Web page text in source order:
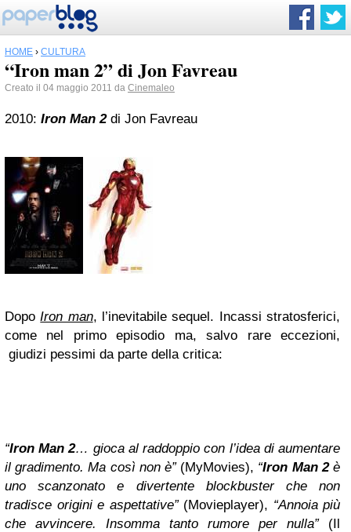
HOME › CULTURA
“Iron man 2” di Jon Favreau
Creato il 04 maggio 2011 da Cinemaleo
2010: Iron Man 2 di Jon Favreau
DopoIron man, l’inevitabile sequel. Incassi stratosferici,
come nel primo episodio ma, salvo rare eccezioni,
giudizi pessimi da parte della critica:
“Iron Man 2… gioca al raddoppio con l’idea di aumentare
il gradimento. Ma così non è”(MyMovies), “Iron Man 2è
uno scanzonato e divertente blockbuster che non
tradisce origini e aspettative”(Movieplayer), “Annoia più
che avvincere. Insomma tanto rumore per nulla”(Il